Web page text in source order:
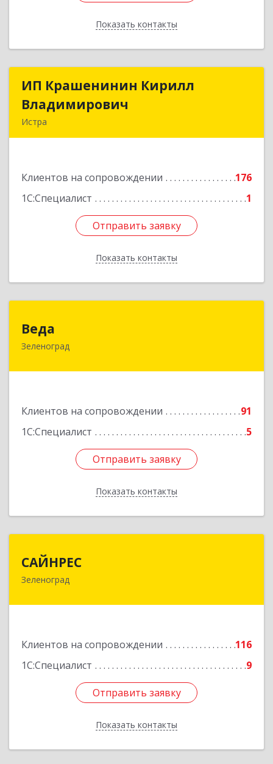
Показать контакты
Назад
ИП Крашенинин Кирилл
Владимирович
Истра
Клиентов на сопровождении
176
1С:Специалист
1
Отправить заявку
Показать контакты
ИП Крашенинин Кирилл
Подробнее
Отправить заявку
Назад
Веда
Зеленоград
Клиентов на сопровождении
91
1С:Специалист
5
Отправить заявку
Показать контакты
124683, Москва г, Зеленоград г, корпус 1504,
Отправить заявку
Назад
САЙНРЕС
Зеленоград
Клиентов на сопровождении
116
1С:Специалист
9
Отправить заявку
Показать контакты
124365, Москва г, Зеленоград г, корпус 2307А,
Отправить заявку
Назад